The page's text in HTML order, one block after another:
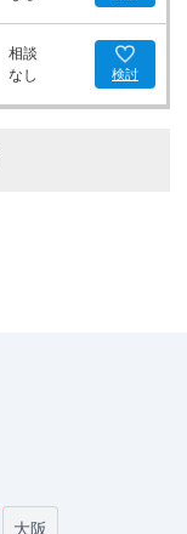
相談
なし
検討
大阪